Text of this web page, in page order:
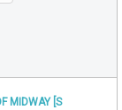
MIDWAY [S